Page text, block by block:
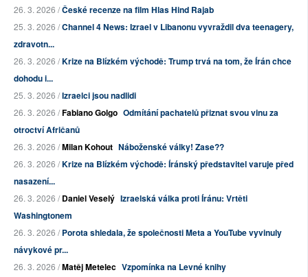
26. 3. 2026 /České recenze na film Hlas Hind Rajab
25. 3. 2026 /Channel 4 News: Izrael v Libanonu vyvraždil dva teenagery,
zdravotn...
26. 3. 2026 /Krize na Blízkém východě: Trump trvá na tom, že Írán chce
dohodu i...
25. 3. 2026 /Izraelci jsou nadlidi
26. 3. 2026 /Fabiano Golgo Odmítání pachatelů přiznat svou vinu za
otroctví Afričanů
26. 3. 2026 /Milan Kohout Náboženské války! Zase??
26. 3. 2026 /Krize na Blízkém východě: Íránský představitel varuje před
nasazení...
26. 3. 2026 /Daniel Veselý Izraelská válka proti Íránu: Vrtěti
Washingtonem
26. 3. 2026 /Porota shledala, že společnosti Meta a YouTube vyvinuly
návykové pr...
26. 3. 2026 /Matěj Metelec Vzpomínka na Levné knihy